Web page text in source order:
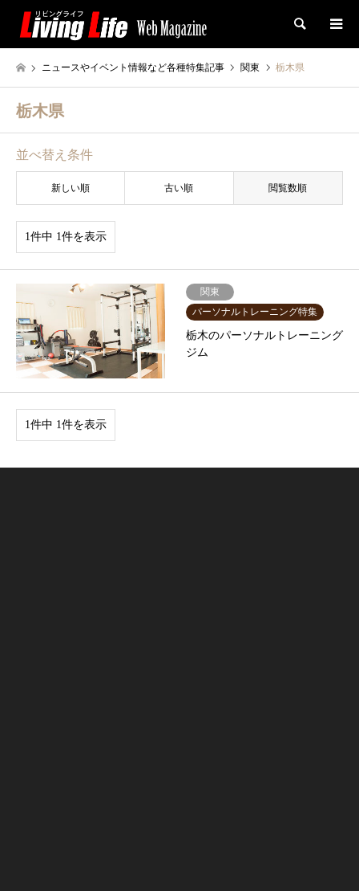
検索
ニュースやイベント情報など各種特集記事 関東 栃木県
栃木県
並べ替え条件
新しい順 古い順 閲覧数順
1件中 1件を表示
関東
パーソナルトレーニング特集
栃木のパーソナルトレーニング
ジム
1件中 1件を表示